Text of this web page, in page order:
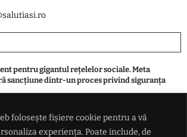
folosește fișiere cookie pentru a vă
experiența. Poate include, de
pentru gigantul rețelelor sociale. Meta
sancțiune dintr-un proces privind siguranța
terenurile pentru asfaltări a plătit 14.000 de
aceasta va fi donată unui oraș din